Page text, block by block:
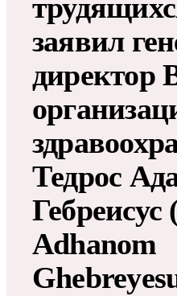
заявил
директор
Тедрос
Гебреисус
Adhanom